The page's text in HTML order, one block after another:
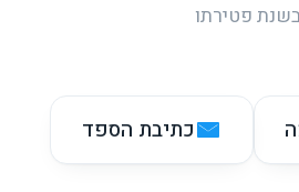
כתיבת הספד